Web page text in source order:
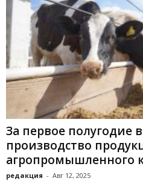
За первое полугодие
производство
агропромышленного
редакция - Авг 12, 2025